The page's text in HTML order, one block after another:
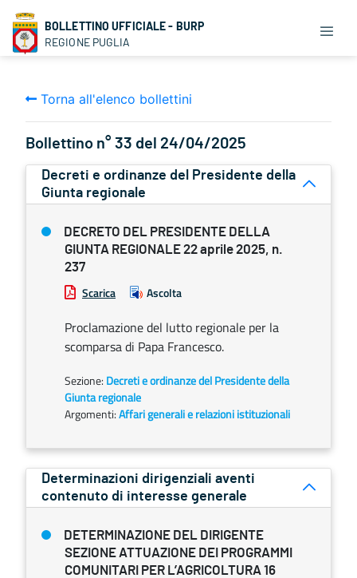
BOLLETTINO UFFICIALE - BURP
REGIONE PUGLIA
Torna all'elenco bollettini
Bollettino n° 33 del 24/04/2025
Decreti e ordinanze del Presidente della
Giunta regionale
DECRETO DEL PRESIDENTE DELLA
GIUNTA REGIONALE 22 aprile 2025, n.
237
Scarica Ascolta
Proclamazione del lutto regionale per la
scomparsa di Papa Francesco.
Sezione: Decreti e ordinanze del Presidente della
Giunta regionale
Argomenti:Affari generali e relazioni istituzionali
Determinazioni dirigenziali aventi
contenuto di interesse generale
DETERMINAZIONE DEL DIRIGENTE
SEZIONE ATTUAZIONE DEI PROGRAMMI
COMUNITARI PER L’AGRICOLTURA 16